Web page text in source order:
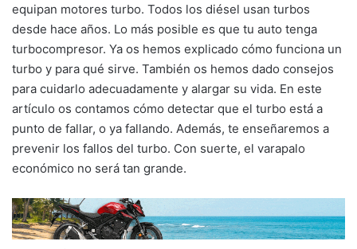
equipan motores turbo. Todos los diésel usan turbos
desde hace años. Lo más posible es que tu auto tenga
turbocompresor. Ya os hemos explicado cómo funciona un
turbo y para qué sirve. También os hemos dado consejos
para cuidarlo adecuadamente y alargar su vida. En este
artículo os contamos cómo detectar que el turbo está a
punto de fallar, o ya fallando. Además, te enseñaremos a
prevenir los fallos del turbo. Con suerte, el varapalo
económico no será tan grande.